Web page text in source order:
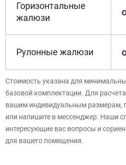
Горизонтальные
жалюзи
Рулонные жалюзи
Стоимость указана для
базовой комплектации. Для
вашим индивидуальным размерам,
или напишите в мессенджер. Наши
интересующие вас вопросы и
для вашего помещения.